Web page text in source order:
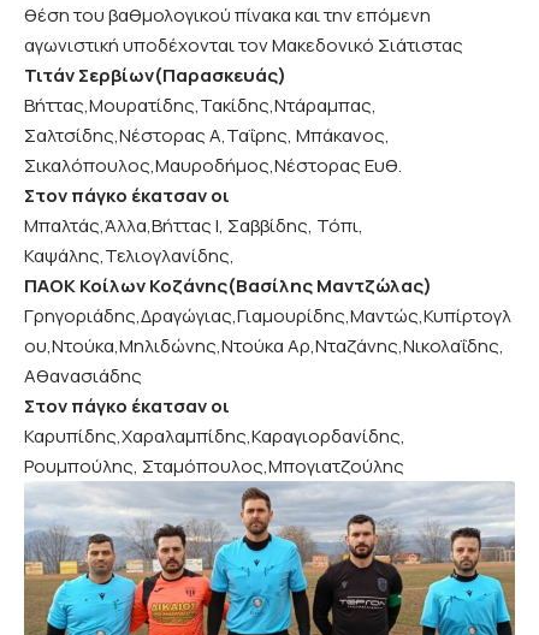
θέση του βαθμολογικού πίνακα και την επόμενη
αγωνιστική υποδέχονται τον Μακεδονικό Σιάτιστας
Τιτάν Σερβίων(Παρασκευάς)
Βήττας,Μουρατίδης,Τακίδης,Ντάραμπας,
Σαλτσίδης,Νέστορας Α,Ταΐρης, Μπάκανος,
Σικαλόπουλος,Μαυροδήμος,Νέστορας Ευθ.
Στον πάγκο έκατσαν οι
Μπαλτάς,Άλλα,Βήττας Ι, Σαββίδης, Τόπι,
Καψάλης,Τελιογλανίδης,
ΠΑΟΚ Κοίλων Κοζάνης(Βασίλης Μαντζώλας)
Γρηγοριάδης,Δραγώγιας,Γιαμουρίδης,Μαντώς,Κυπίρτογλ
ου,Ντούκα,Μηλιδώνης,Ντούκα Αρ,Νταζάνης,Νικολαΐδης,
Αθανασιάδης
Στον πάγκο έκατσαν οι
Καρυπίδης,Χαραλαμπίδης,Καραγιορδανίδης,
Ρουμπούλης, Σταμόπουλος,Μπογιατζούλης